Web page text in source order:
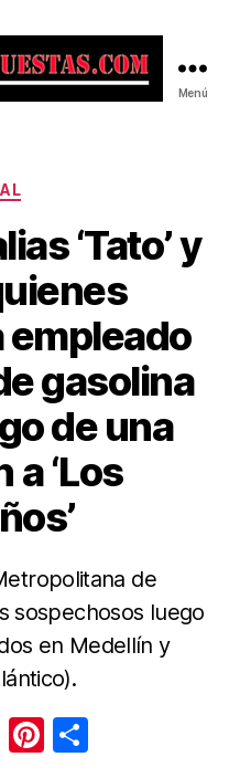
Menú
‘Tato’ y
empleado
gasolina
de una
‘Los
de
sospechosos luego
en Medellín y
E Pi